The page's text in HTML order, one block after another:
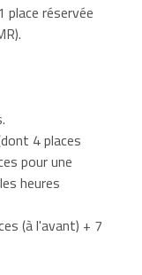
place réservée
4 places
pour une
heures
(à l'avant) + 7